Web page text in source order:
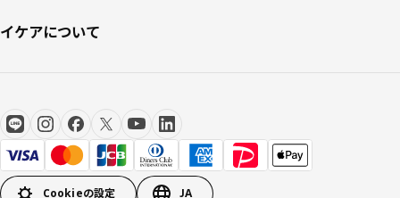
イケアについて
Cookieの設定 JA